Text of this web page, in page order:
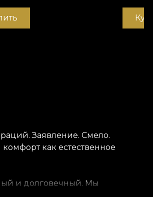
Заявление. Смело.
как естественное
и долговечный. Мы